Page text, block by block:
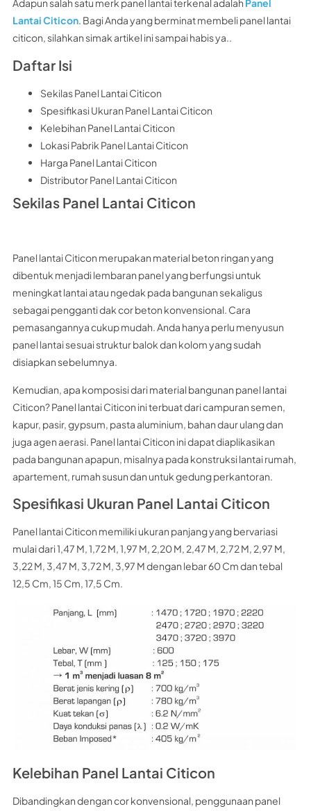
Adapun salah satu merk panel lantai terkenal adalah Panel
Lantai Citicon. Bagi Anda yang berminat membeli panel lantai
citicon, silahkan simak artikel ini sampai habis ya..
Daftar Isi
Sekilas Panel Lantai Citicon
Spesifikasi Ukuran Panel Lantai Citicon
Kelebihan Panel Lantai Citicon
Lokasi Pabrik Panel Lantai Citicon
Harga Panel Lantai Citicon
Distributor Panel Lantai Citicon
Sekilas Panel Lantai Citicon
Panel lantai Citicon merupakan material beton ringan yang
dibentuk menjadi lembaran panel yang berfungsi untuk
meningkat lantai atau ngedak pada bangunan sekaligus
sebagai pengganti dak cor beton konvensional. Cara
pemasangannya cukup mudah. Anda hanya perlu menyusun
panel lantai sesuai struktur balok dan kolom yang sudah
disiapkan sebelumnya.
Kemudian, apa komposisi dari material bangunan panel lantai
Citicon? Panel lantai Citicon ini terbuat dari campuran semen,
kapur, pasir, gypsum, pasta aluminium, bahan daur ulang dan
juga agen aerasi. Panel lantai Citicon ini dapat diaplikasikan
pada bangunan apapun, misalnya pada konstruksi lantai rumah,
apartement, rumah susun dan untuk gedung perkantoran.
Spesifikasi Ukuran Panel Lantai Citicon
Panel lantai Citicon memiliki ukuran panjang yang bervariasi
mulai dari 1,47 M, 1,72 M, 1,97 M, 2,20 M, 2,47 M, 2,72 M, 2,97 M,
3,22 M, 3,47 M, 3,72 M, 3,97 M dengan lebar 60 Cm dan tebal
12,5 Cm, 15 Cm, 17,5 Cm.
Kelebihan Panel Lantai Citicon
Dibandingkan dengan cor konvensional, penggunaan panel